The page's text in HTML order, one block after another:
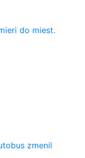
do miest.
zmenil